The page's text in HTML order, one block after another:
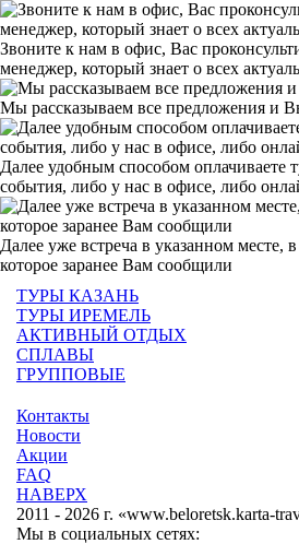
Звоните к нам в офис, Вас
менеджер, который знает о всех
Мы рассказываем все предложения и
Далее удобным способом оплачиваете
события, либо у нас в офисе, либо
Далее уже встреча в указанном месте,
которое заранее Вам сообщили
Контакты
Новости
Акции
FAQ
НАВЕРХ
2011 - 2026 г. «www.beloretsk.karta-
ТУРЫ КАЗАНЬ
ТУРЫ ИРЕМЕЛЬ
АКТИВНЫЙ ОТДЫХ
СПЛАВЫ
ГРУППОВЫЕ
Мы в социальных сетях: